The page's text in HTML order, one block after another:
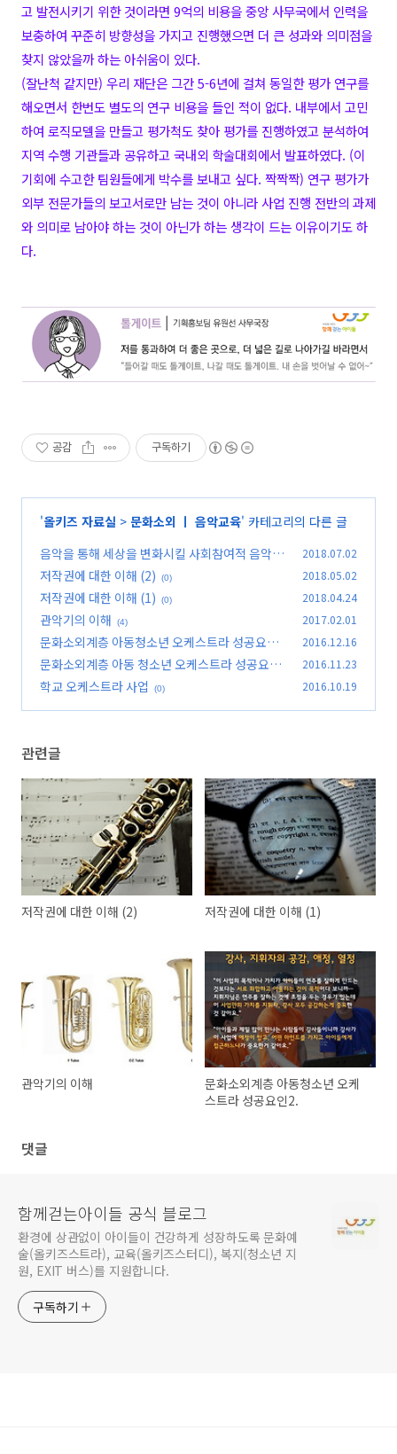
고 발전시키기 위한 것이라면 9억의 비용을 중앙 사무국에서 인력을
보충하여 꾸준히 방향성을 가지고 진행했으면 더 큰 성과와 의미점을
찾지 않았을까 하는 아쉬움이 있다.
(잘난척 같지만) 우리 재단은 그간 5-6년에 걸쳐 동일한 평가 연구를
해오면서 한번도 별도의 연구 비용을 들인 적이 없다. 내부에서 고민
하여 로직모델을 만들고 평가척도 찾아평가를 진행하였고 분석하여
지역 수행 기관들과 공유하고 국내외 학술대회에서 발표하였다. (이
기회에 수고한 팀원들에게 박수를 보내고 싶다. 짝짝짝) 연구 평가가
외부 전문가들의 보고서로만 남는 것이 아니라 사업 진행 전반의 과제
와 의미로 남아야 하는 것이 아닌가 하는 생각이 드는 이유이기도 하
다.
공감 구독하기
'올키즈 자료실 > 문화소외 ㅣ 음악교육' 카테고리의 다른 글
음악을 통해 세상을 변화시킬 사회참여적 음악가
들을 위해
(0)
2018.07.02
저작권에 대한 이해 (2) (0) 2018.05.02
저작권에 대한 이해 (1) (0) 2018.04.24
관악기의 이해 (4) 2017.02.01
문화소외계층 아동청소년 오케스트라 성공요인
2. (0)
2016.12.16
문화소외계층 아동 청소년 오케스트라 성공요인
1. (0)
2016.11.23
학교 오케스트라 사업 (0) 2016.10.19
관련글
저작권에 대한 이해 (2) 저작권에 대한 이해 (1)
관악기의 이해
문화소외계층 아동청소년 오케
스트라 성공요인2.
댓글
함께걷는아이들 공식 블로그
환경에 상관없이 아이들이 건강하게 성장하도록 문화예
술(올키즈스트라), 교육(올키즈스터디), 복지(청소년 지
원, EXIT 버스)를 지원합니다.
구독하기